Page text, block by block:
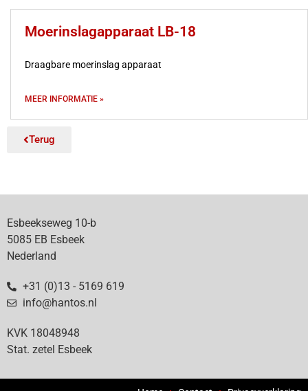
Moerinslagapparaat LB-18
Draagbare moerinslag apparaat
MEER INFORMATIE »
Terug
Esbeekseweg 10-b
5085 EB Esbeek
Nederland
+31 (0)13 - 5169 619
info@hantos.nl
KVK 18048948
Stat. zetel Esbeek